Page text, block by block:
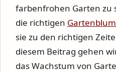
farbenfrohen Garten zu
die richtigen
sie zu den richtigen
diesem Beitrag gehen
das Wachstum von